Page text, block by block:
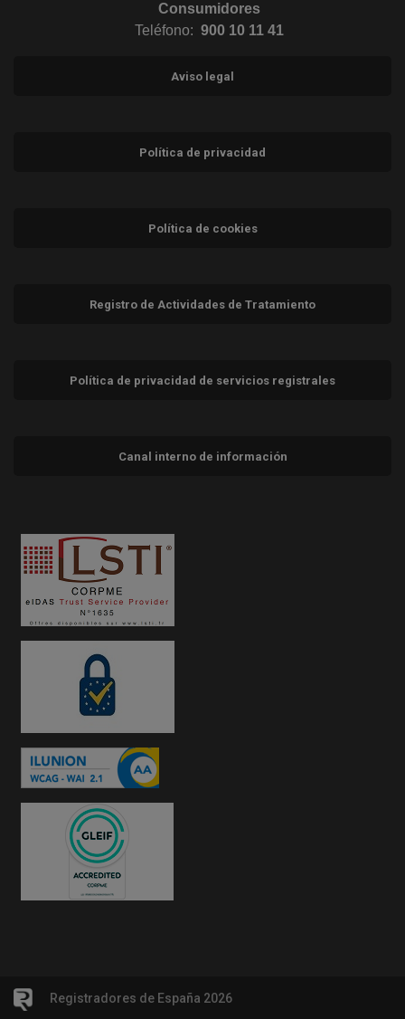
Consumidores
Teléfono: 900 10 11 41
Aviso legal
Política de privacidad
Política de cookies
Registro de Actividades de Tratamiento
Política de privacidad de servicios registrales
Canal interno de información
Registradores de España 2026